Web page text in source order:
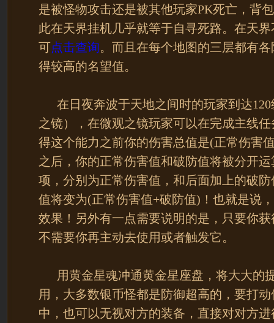
是被怪物攻击还是被其他玩家PK死亡，背
此在天界挂机几乎就等于自寻死路。在天
可点击查询。而且在每个地图的三层都有
得较高的名望值。
在日夜奔波于天地之间时的玩家到达120
之镜），在微观之镜玩家可以在完成主线
得这个能力之前你的伤害总值是(正常伤害
之后，你的正常伤害值和破防值将被分开
项，分别为正常伤害值，和后面加上的破
值将变为(正常伤害值+破防值)！也就是说
效果！另外有一点需要说明的是，只要你
不需要你再主动去使用或者触发它。
用黄金星魂冲通黄金星座盘，将大大的
用，大多数银币怪都是防御超高的，要打
中，也可以无视对方的装备，直接对对方